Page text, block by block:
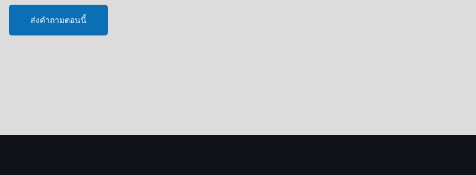
ส่งคำถามตอนนี้